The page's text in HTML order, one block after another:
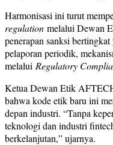
Harmonisasi ini turut
regulation melalui Dewan
penerapan sanksi
pelaporan periodik,
melalui Regulatory
Ketua Dewan Etik
bahwa kode etik baru ini
depan industri. “Tanpa
teknologi dan industri
berkelanjutan,” ujarnya.